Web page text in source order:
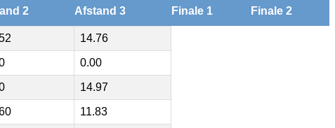
2 Afstand 3 Finale 1 Finale 2
14.76
0.00
14.97
11.83